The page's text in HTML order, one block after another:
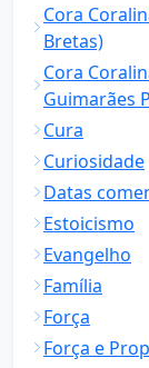
Cora
Bretas)
Cora
Guimarães
Cura
Curiosidade
Datas
Estoicismo
Evangelho
Família
Força
Força e